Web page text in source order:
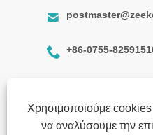
Χρησιμοποιούμε cookies
να αναλύσουμε την

 +86-0755-